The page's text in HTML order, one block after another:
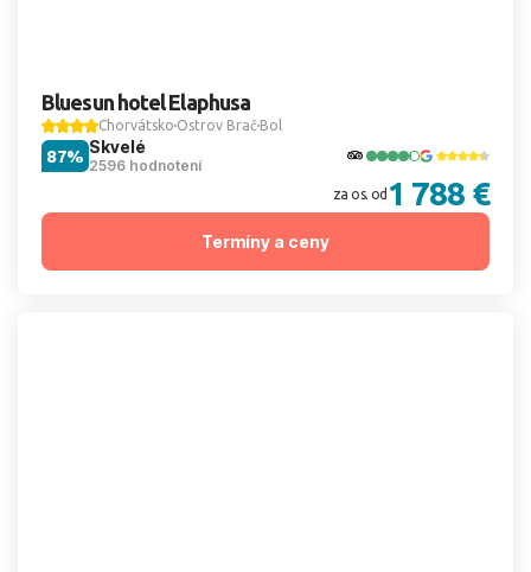
Bluesun hotel Elaphusa
Chorvátsko Ostrov Brač Bol
Skvelé
2596 hodnotení
87%
za os. od 1 788 €
Termíny a ceny